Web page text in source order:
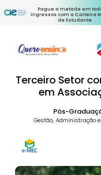
Pague a metade em
ingressos com a Carteira
de Estudante.
Terceiro Setor
em
Pós-
Gestão, Administração